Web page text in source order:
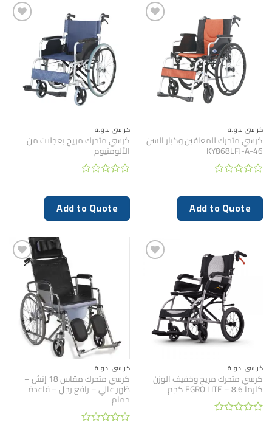
كراسي يدوية
كرسي متحرك للمعاقين وكبار السن
46-KY868LFJ-A
0
من
5
Add to Quote
كراسي يدوية
كرسي متحرك مريح بعجلات من
الألومنيوم
0
من
5
Add to Quote
كراسي يدوية
كرسي متحرك مريح وخفيف الوزن
كارما EGRO LITE – 8.6 كجم
كراسي يدوية
كرسي متحرك مقاس 18 إنش –
ظهر عالي – رافع رجل – قاعدة
حمام